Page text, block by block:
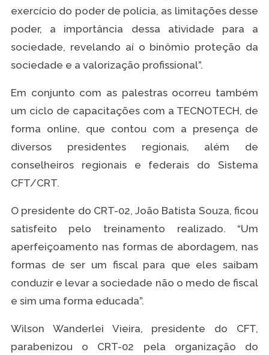
exercício do poder de polícia, as limitações desse
poder, a importância dessa atividade para a
sociedade, revelando aí o binômio proteção da
sociedade e a valorização profissional”.
Em conjunto com as palestras ocorreu também
um ciclo de capacitações com a TECNOTECH, de
forma online, que contou com a presença de
diversos presidentes regionais, além de
conselheiros regionais e federais do Sistema
CFT/CRT.
O presidente do CRT-02, João Batista Souza, ficou
satisfeito pelo treinamento realizado. “Um
aperfeiçoamento nas formas de abordagem, nas
formas de ser um fiscal para que eles saibam
conduzir e levar a sociedade não o medo de fiscal
e sim uma forma educada”.
Wilson Wanderlei Vieira, presidente do CFT,
parabenizou o CRT-02 pela organização do